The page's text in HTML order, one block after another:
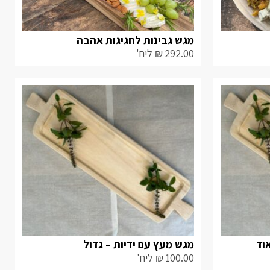
מגש גבינות לחגיגות אהבה
₪292.00 ליח'
מגש מעץ עם ידיות – גדול
₪100.00 ליח'